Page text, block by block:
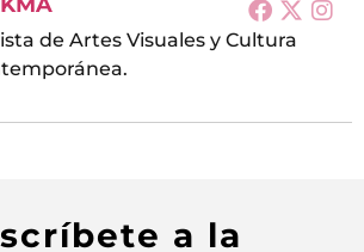
de Artes Visuales y Cultura
a la